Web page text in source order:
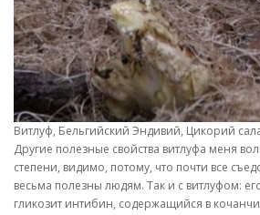
Витлуф, Бельгийский Эндивий, Цикорий
Другие полезные свойства витлуфа меня
степени, видимо, потому, что почти все
весьма полезны людям. Так и с витлуфом:
гликозит интибин, содержащийся в